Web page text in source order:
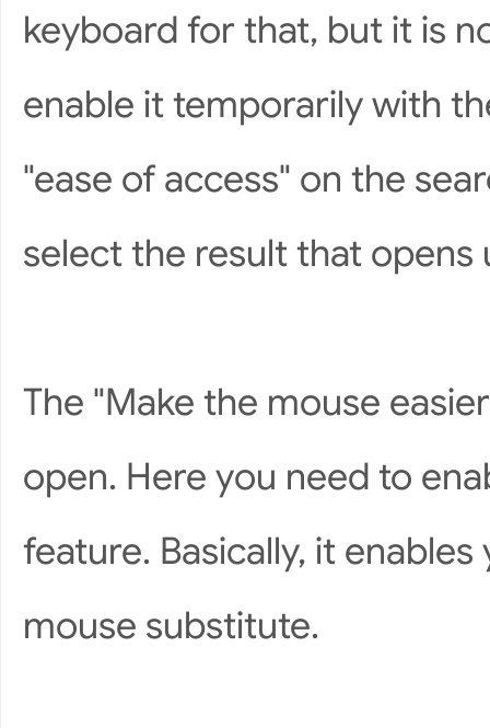
keyboard for that, but it is
enable it temporarily with
"ease of access" on the
select the result that opens
The "Make the mouse
open. Here you need to
feature. Basically, it
mouse substitute.